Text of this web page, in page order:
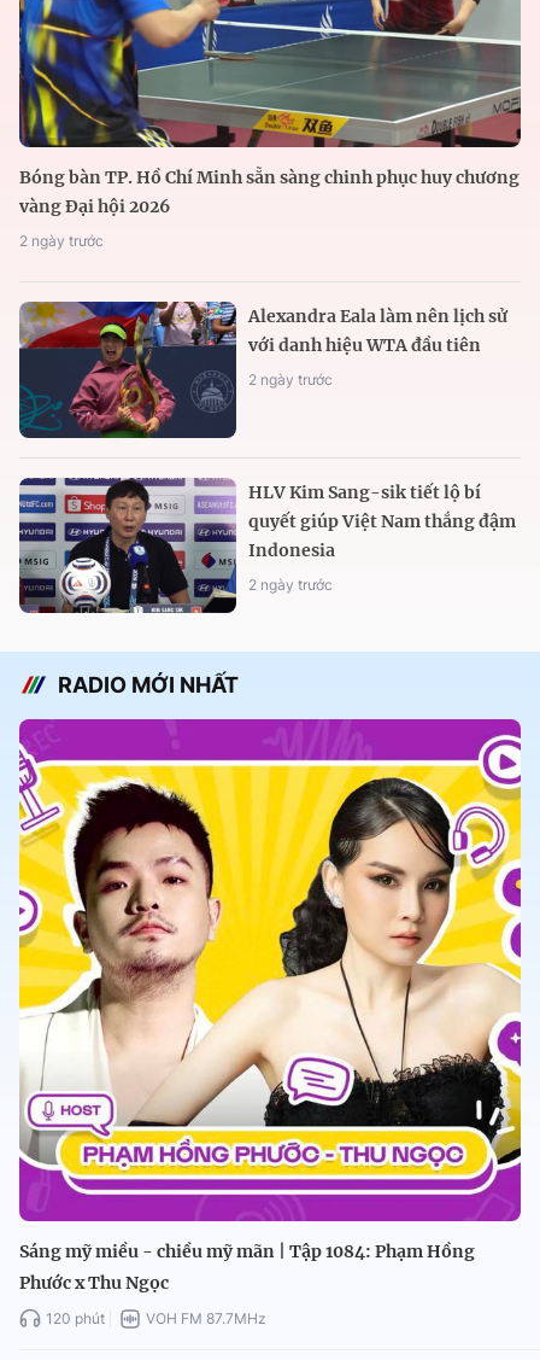
Bóng bàn TP. Hồ Chí Minh sẵn sàng chinh phục huy chương
vàng Đại hội 2026
2 ngày trước
Alexandra Eala làm nên lịch sử
với danh hiệu WTA đầu tiên
2 ngày trước
HLV Kim Sang-sik tiết lộ bí
quyết giúp Việt Nam thắng đậm
Indonesia
2 ngày trước
RADIO MỚI NHẤT
Sáng mỹ miều - chiều mỹ mãn | Tập 1084: Phạm Hồng
Phước x Thu Ngọc
120 phút VOH FM 87.7MHz